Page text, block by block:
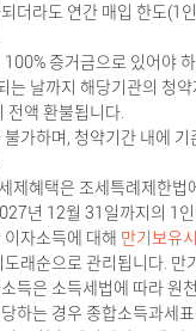
더라도 연간 매입 한도(1
증거금으로 있어야
는 날까지 해당기관의 청
전액 환불됩니다.
가하며, 청약기간 내에
제혜택은 조세특례제한법
년 12월 31일까지의 1
자소득에 대해 만기보유시
래순으로 관리됩니다. 만
득은 소득세법에 따라 원
하는 경우 종합소득과세